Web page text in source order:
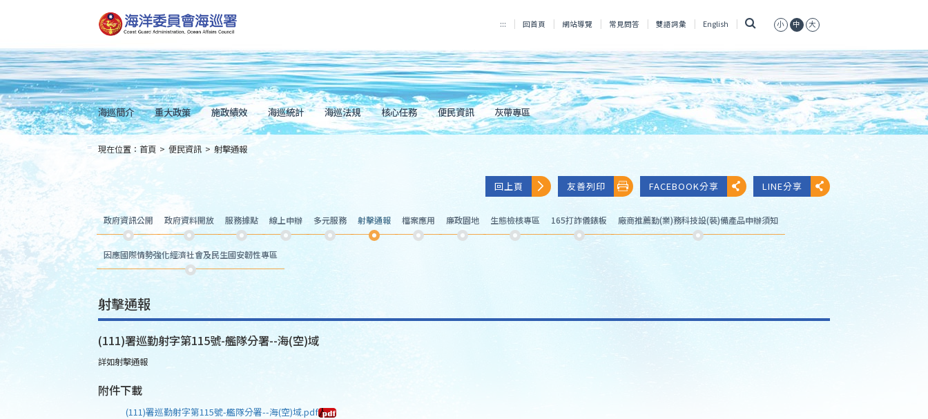
到
主
內
容
Skip
to
main
content
::: 回首頁 網站導覽 常見問答 雙語詞彙 English 小 中 大
海巡簡介 重大政策 施政績效 海巡統計 海巡法規 核心任務 便民資訊 灰帶專區
::: 現在位置： 首頁 > 便民資訊 > 射擊通報
回上頁 友善列印 FACEBOOK分享 LINE分享
政府資訊公開 政府資料開放 服務據點 線上申辦 多元服務 射擊通報 檔案應用 廉政園地 生態檢核專區 165打詐儀錶板 廠商推薦勤(業)務科技設(裝)備產品申辦須知
因應國際情勢強化經濟社會及民生國安韌性專區
射擊通報
(111)署巡勤射字第115號-艦隊分署--海(空)域
詳如射擊通報
附件下載
(111)署巡勤射字第115號-艦隊分署--海(空)域.pdf